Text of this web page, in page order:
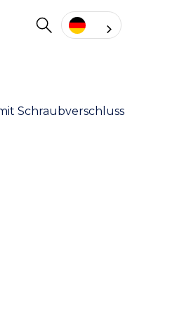
Schraubverschluss